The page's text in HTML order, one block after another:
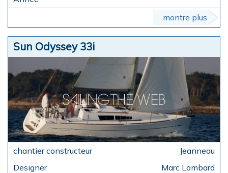
montre plus
Sun Odyssey 33i
Jeanneau
Marc Lombard